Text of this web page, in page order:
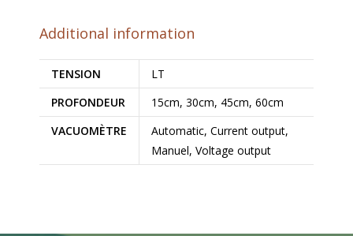
Additional information
TENSION
LT
PROFONDEUR
15cm, 30cm, 45cm, 60cm
VACUOMÈTRE
Automatic, Current output,
Manuel, Voltage output